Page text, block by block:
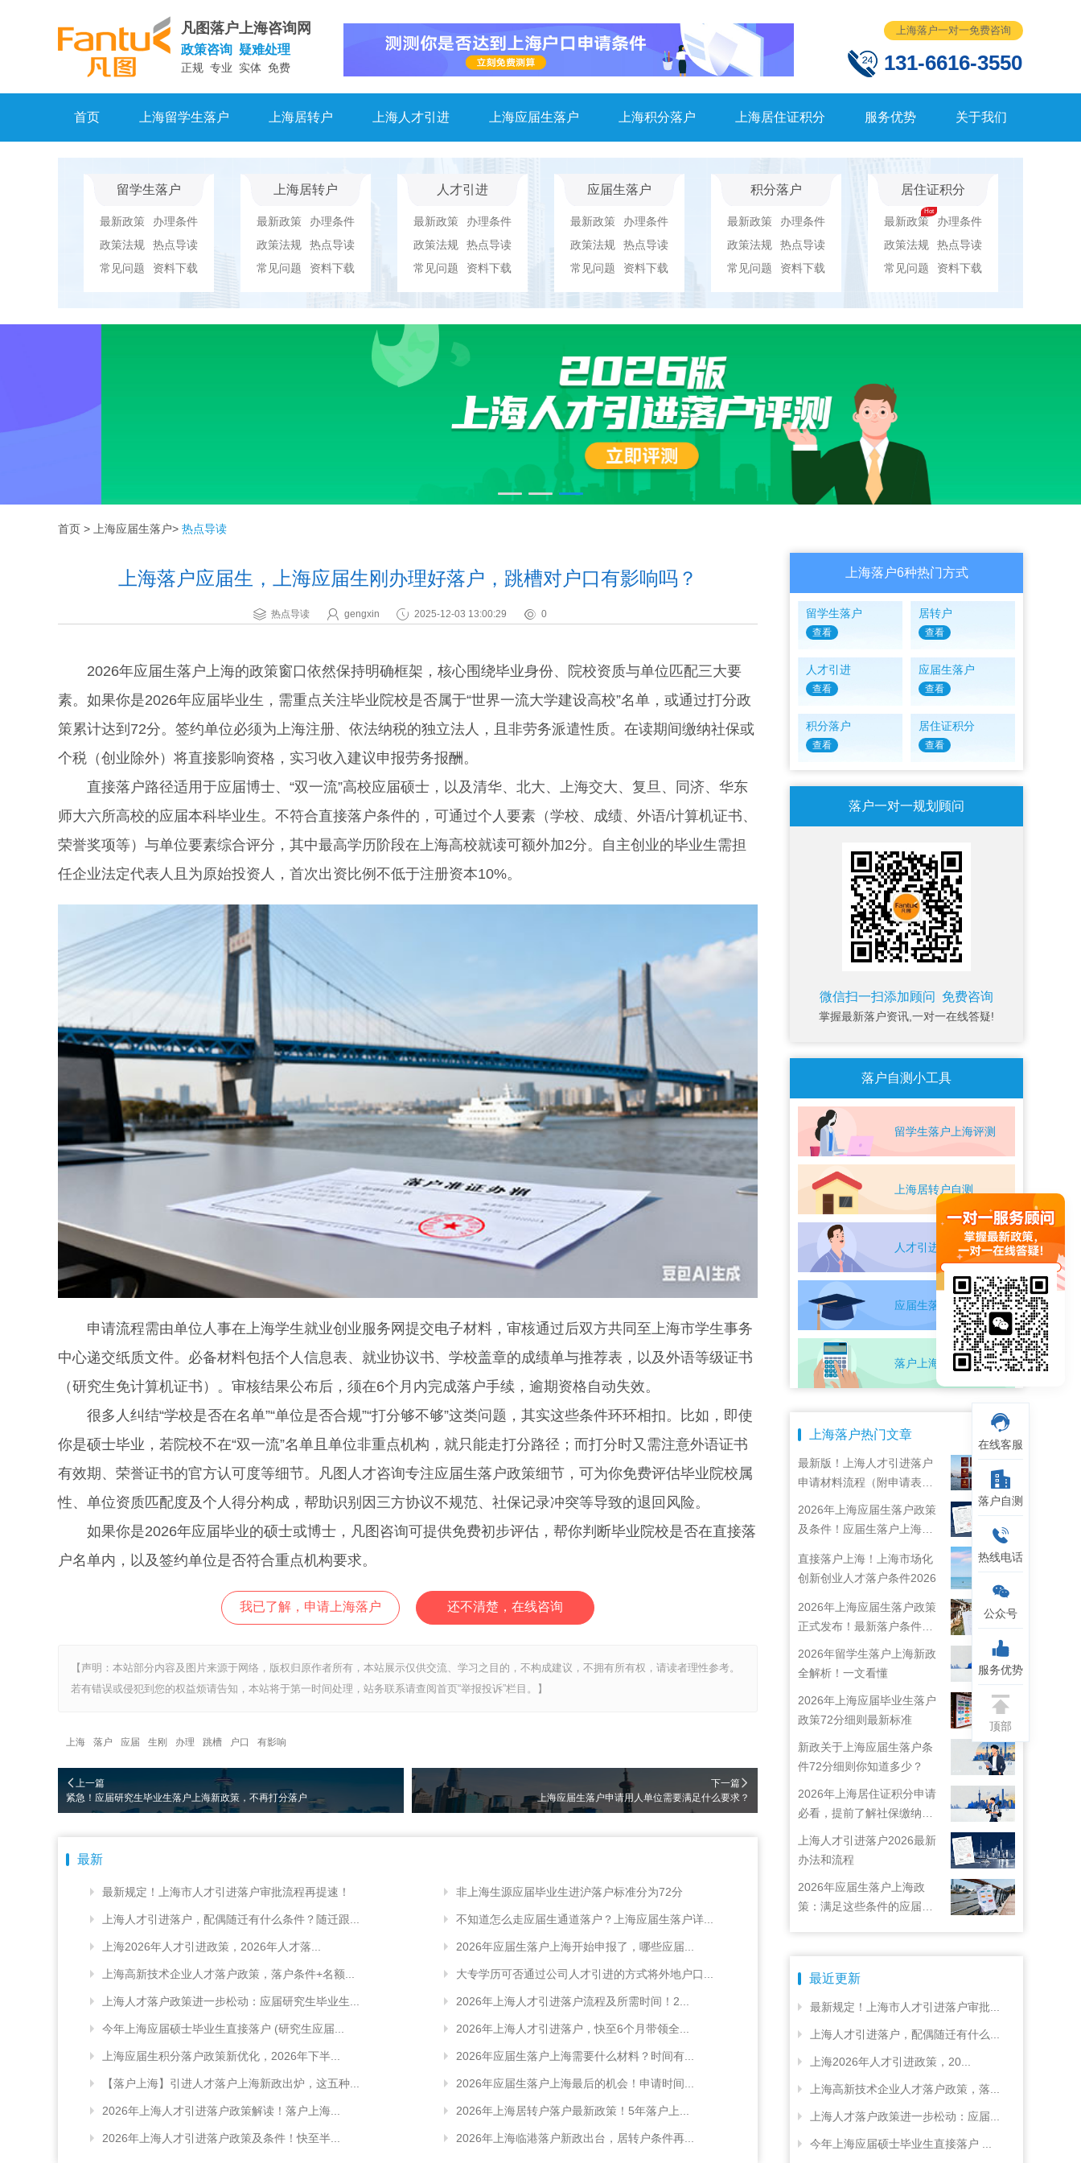
凡图落户上海咨询网
政策咨询 疑难处理
正规 专业 实体 免费
上海落户一对一免费咨询
131-6616-3550
首页 上海留学生落户 上海居转户 上海人才引进 上海应届生落户 上海积分落户 上海居住证积分 服务优势 关于我们
留学生落户
最新政策
办理条件
政策法规
热点导读
常见问题
资料下载
上海居转户
最新政策
办理条件
政策法规
热点导读
常见问题
资料下载
人才引进
最新政策
办理条件
政策法规
热点导读
常见问题
资料下载
应届生落户
最新政策
办理条件
政策法规
热点导读
常见问题
资料下载
积分落户
最新政策
办理条件
政策法规
热点导读
常见问题
资料下载
居住证积分
最新政策
办理条件
政策法规
热点导读
常见问题
资料下载
首页 > 上海应届生落户> 热点导读
上海落户应届生，上海应届生刚办理好落户，跳槽对户口有影响吗？
热点导读 gengxin 2025-12-03 13:00:29 0
2026年应届生落户上海的政策窗口依然保持明确框架，核心围绕毕业身份、院校资质与单位匹配三大要
素。如果你是2026年应届毕业生，需重点关注毕业院校是否属于“世界一流大学建设高校”名单，或通过打分政
策累计达到72分。签约单位必须为上海注册、依法纳税的独立法人，且非劳务派遣性质。在读期间缴纳社保或
个税（创业除外）将直接影响资格，实习收入建议申报劳务报酬。
直接落户路径适用于应届博士、“双一流”高校应届硕士，以及清华、北大、上海交大、复旦、同济、华东
师大六所高校的应届本科毕业生。不符合直接落户条件的，可通过个人要素（学校、成绩、外语/计算机证书、
荣誉奖项等）与单位要素综合评分，其中最高学历阶段在上海高校就读可额外加2分。自主创业的毕业生需担
任企业法定代表人且为原始投资人，首次出资比例不低于注册资本10%。
申请流程需由单位人事在上海学生就业创业服务网提交电子材料，审核通过后双方共同至上海市学生事务
中心递交纸质文件。必备材料包括个人信息表、就业协议书、学校盖章的成绩单与推荐表，以及外语等级证书
（研究生免计算机证书）。审核结果公布后，须在6个月内完成落户手续，逾期资格自动失效。
很多人纠结“学校是否在名单”“单位是否合规”“打分够不够”这类问题，其实这些条件环环相扣。比如，即使
你是硕士毕业，若院校不在“双一流”名单且单位非重点机构，就只能走打分路径；而打分时又需注意外语证书
有效期、荣誉证书的官方认可度等细节。凡图人才咨询专注应届生落户政策细节，可为你免费评估毕业院校属
性、单位资质匹配度及个人得分构成，帮助识别因三方协议不规范、社保记录冲突等导致的退回风险。
如果你是2026年应届毕业的硕士或博士，凡图咨询可提供免费初步评估，帮你判断毕业院校是否在直接落
户名单内，以及签约单位是否符合重点机构要求。
我已了解，申请上海落户 还不清楚，在线咨询
【声明：本站部分内容及图片来源于网络，版权归原作者所有，本站展示仅供交流、学习之目的，不构成建议，不拥有所有权，请读者理性参考。
若有错误或侵犯到您的权益烦请告知，本站将于第一时间处理，站务联系请查阅首页“举报投诉”栏目。】
上海 落户 应届 生刚 办理 跳槽 户口 有影响
上一篇
紧急！应届研究生毕业生落户上海新政策，不再打分落户
下一篇
上海应届生落户申请用人单位需要满足什么要求？
最新
最新规定！上海市人才引进落户审批流程再提速！
上海人才引进落户，配偶随迁有什么条件？随迁跟...
上海2026年人才引进政策，2026年人才落...
上海高新技术企业人才落户政策，落户条件+名额...
上海人才落户政策进一步松动：应届研究生毕业生...
今年上海应届硕士毕业生直接落户 (研究生应届...
上海应届生积分落户政策新优化，2026年下半...
【落户上海】引进人才落户上海新政出炉，这五种...
2026年上海人才引进落户政策解读！落户上海...
2026年上海人才引进落户政策及条件！快至半...
非上海生源应届毕业生进沪落户标准分为72分
不知道怎么走应届生通道落户？上海应届生落户详...
2026年应届生落户上海开始申报了，哪些应届...
大专学历可否通过公司人才引进的方式将外地户口...
2026年上海人才引进落户流程及所需时间！2...
2026年上海人才引进落户，快至6个月带领全...
2026年应届生落户上海需要什么材料？时间有...
2026年应届生落户上海最后的机会！申请时间...
2026年上海居转户落户最新政策！5年落户上...
2026年上海临港落户新政出台，居转户条件再...
上海落户6种热门方式
留学生落户
查看
居转户
查看
人才引进
查看
应届生落户
查看
积分落户
查看
居住证积分
查看
落户一对一规划顾问
微信扫一扫添加顾问 免费咨询
掌握最新落户资讯,一对一在线答疑!
落户自测小工具
留学生落户上海评测
上海居转户自测
人才引进落户评测
应届生落户上海自测
落户上海条件自测
上海落户热门文章
最新版！上海人才引进落户
申请材料流程（附申请表下
2026年上海应届生落户政策
及条件！应届生落户上海准
直接落户上海！上海市场化
创新创业人才落户条件2026
2026年上海应届生落户政策
正式发布！最新落户条件及
流程解析！
2026年留学生落户上海新政
全解析！一文看懂
2026年上海应届毕业生落户
政策72分细则最新标准
新政关于上海应届生落户条
件72分细则你知道多少？
2026年上海居住证积分申请
必看，提前了解社保缴纳要
求
上海人才引进落户2026最新
办法和流程
2026年应届生落户上海政
策：满足这些条件的应届生
最近更新
最新规定！上海市人才引进落户审批...
上海人才引进落户，配偶随迁有什么...
上海2026年人才引进政策，20...
上海高新技术企业人才落户政策，落...
上海人才落户政策进一步松动：应届...
今年上海应届硕士毕业生直接落户 ...
在线客服
落户自测
热线电话
公众号
服务优势
顶部